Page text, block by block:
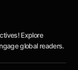
Explore
global readers.